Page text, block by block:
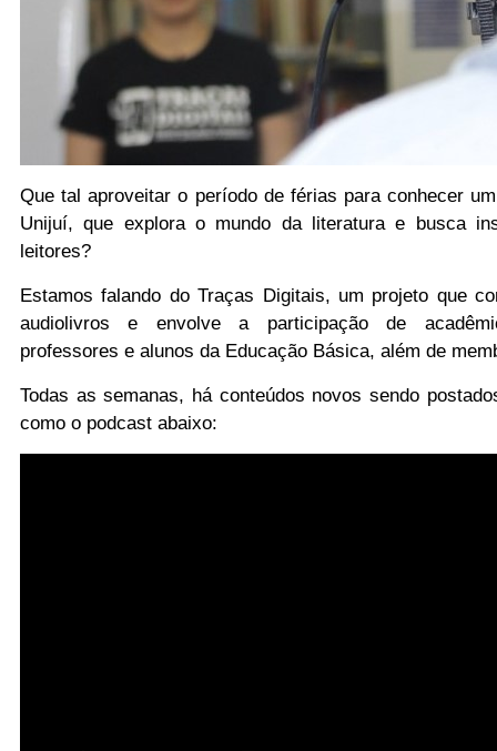
Que tal aproveitar o período de férias para conhecer
Unijuí, que explora o mundo da literatura e busca
leitores?
Estamos falando do Traças Digitais, um projeto que
audiolivros e envolve a participação de
professores e alunos da Educação Básica, além de
Todas as semanas, há conteúdos novos sendo
como o podcast abaixo: